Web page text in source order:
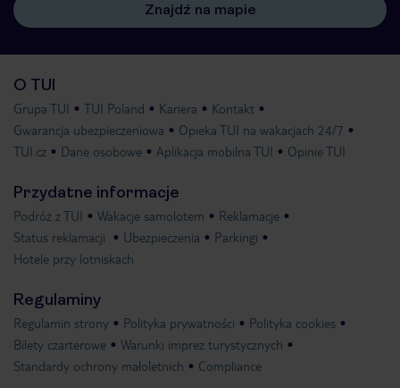
Znajdź na mapie
O TUI
Grupa TUI TUI Poland Kariera
Kontakt
Gwarancja ubezpieczeniowa
Opieka TUI na wakacjach 24/7
TUI.cz
Dane osobowe Aplikacja mobilna TUI Opinie TUI
Przydatne informacje
Podróż z TUI Wakacje samolotem
Reklamacje
Status reklamacji
Ubezpieczenia
Parkingi
Hotele przy lotniskach
Regulaminy
Regulamin strony Polityka prywatności
Polityka cookies
Bilety czarterowe
Warunki imprez turystycznych
Standardy ochrony małoletnich
Compliance